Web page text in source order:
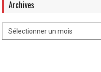
Archives